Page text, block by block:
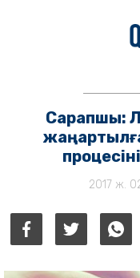
Сарапшы:
2017 ж.